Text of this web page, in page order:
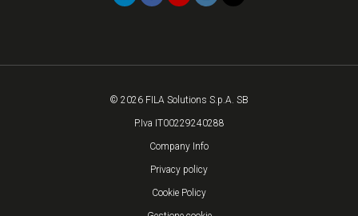
© 2026 FILA Solutions S.p.A. SB
P.Iva IT00229240288
Company Info
Privacy policy
Cookie Policy